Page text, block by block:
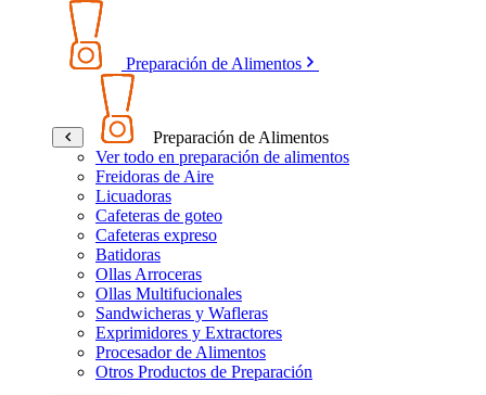
Preparación de Alimentos
Preparación de Alimentos
Ver todo en preparación de alimentos
Freidoras de Aire
Licuadoras
Cafeteras de goteo
Cafeteras expreso
Batidoras
Ollas Arroceras
Ollas Multifucionales
Sandwicheras y Wafleras
Exprimidores y Extractores
Procesador de Alimentos
Otros Productos de Preparación